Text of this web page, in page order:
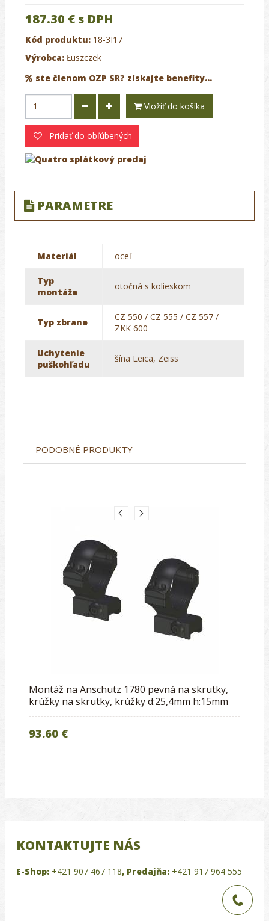
187.30 € s DPH
Kód produktu: 18-3I17
Výrobca: Łuszczek
ste členom OZP SR? získajte benefity...
Vložiť do košíka
Pridať do obľúbených
PARAMETRE
Materiál oceľ
Typ
montáže
otočná s kolieskom
Typ zbrane
CZ 550 / CZ 555 / CZ 557 /
ZKK 600
Uchytenie
puškohľadu
šína Leica, Zeiss
PODOBNÉ PRODUKTY
Montáž na Anschutz 1780 pevná na skrutky,
krúžky na skrutky, krúžky d:25,4mm h:15mm
93.60 €
KONTAKTUJTE NÁS
E-Shop: +421 907 467 118, Predajňa: +421 917 964 555